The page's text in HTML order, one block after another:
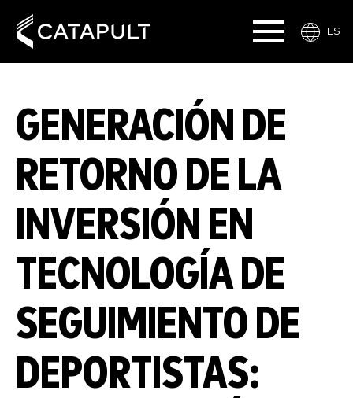
ES
GENERACIÓN DE
RETORNO DE LA
INVERSIÓN EN
TECNOLOGÍA DE
SEGUIMIENTO DE
DEPORTISTAS: